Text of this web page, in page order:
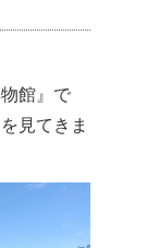
館』で
見てきま